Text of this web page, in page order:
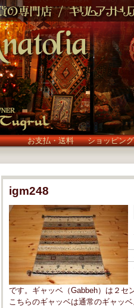
お支払・送料 ショッピン
igm248
です。ギャッベ（Gabbeh）は２セ
こちらのギャッベは通常のギャッ